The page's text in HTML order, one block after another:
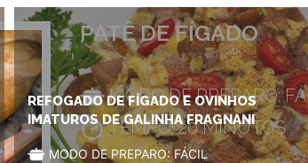
PATÊ DE FÍGADO
MODO DE PREPARO:
TEMPO: 20 MINUTOS
REFOGADO DE FÍGADO E OVINHOS
IMATUROS DE GALINHA FRAGNANI
MODO DE PREPARO: FÁCIL